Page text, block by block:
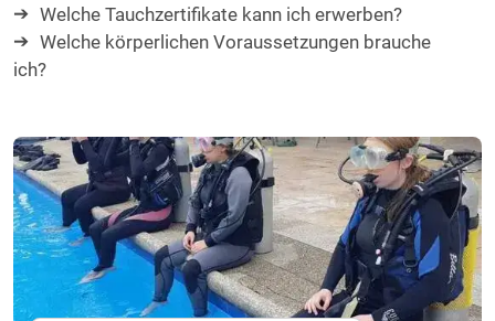
Welche Tauchzertifikate kann ich erwerben?
Welche körperlichen Voraussetzungen brauche
ich?